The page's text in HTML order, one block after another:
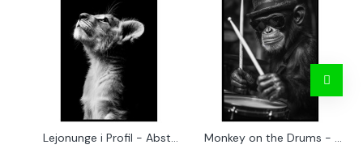
Lejonunge i Profil - Abstrakt poster i svartvitt Monkey on the Drums - Trendig poster